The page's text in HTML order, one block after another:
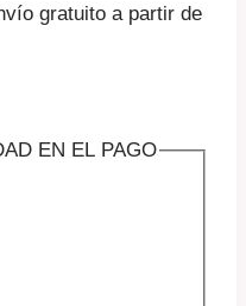
gratuito a partir de
EN EL PAGO